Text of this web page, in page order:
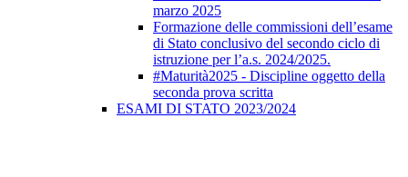
marzo 2025
Formazione delle commissioni dell’esame
di Stato conclusivo del secondo ciclo di
istruzione per l’a.s. 2024/2025.
#Maturità2025 - Discipline oggetto della
seconda prova scritta
ESAMI DI STATO 2023/2024